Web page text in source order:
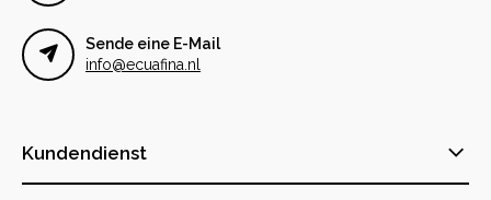
Sende eine E-Mail
info@ecuafina.nl
Kundendienst